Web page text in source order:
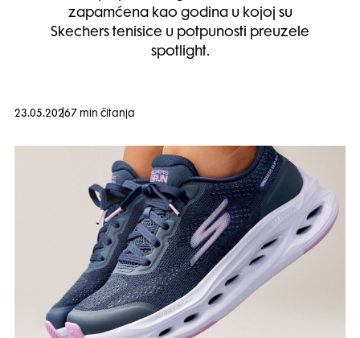
zapamćena kao godina u kojoj su
Skechers tenisice u potpunosti preuzele
spotlight.
23.05.20267 min čitanja